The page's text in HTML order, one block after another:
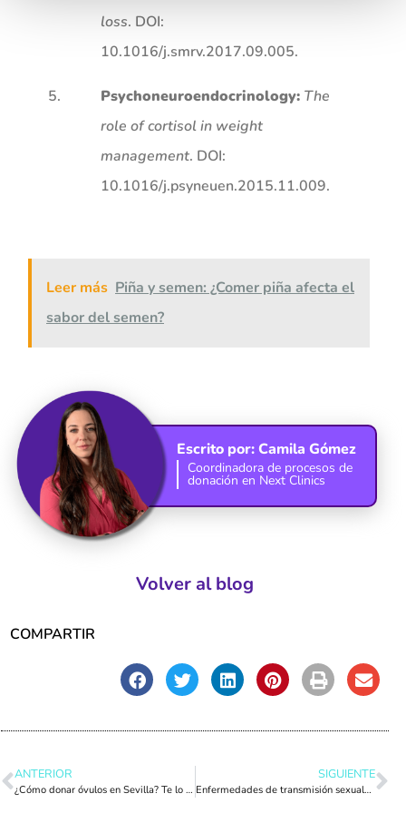
loss. DOI:
10.1016/j.smrv.2017.09.005.
Psychoneuroendocrinology: The
role of cortisol in weight
management. DOI:
10.1016/j.psyneuen.2015.11.009.
Leer más Piña y semen: ¿Comer piña afecta el
sabor del semen?
Escrito por:Camila Gómez
Coordinadora de procesos de
donación en Next Clinics
Volver al blog
COMPARTIR
ANTERIOR
¿Cómo donar óvulos en Sevilla? Te lo explicamos en 4 pasos:
SIGUIENTE
Enfermedades de transmisión sexual【Síntomas para detectarlas】